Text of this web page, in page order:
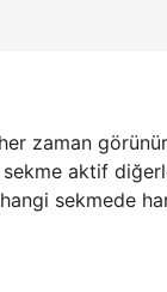
zaman
aktif
sekmede